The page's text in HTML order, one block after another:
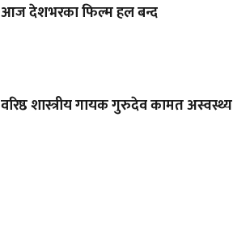
आज देशभरका फिल्म हल बन्द
वरिष्ठ शास्त्रीय गायक गुरुदेव कामत अस्वस्थ्य